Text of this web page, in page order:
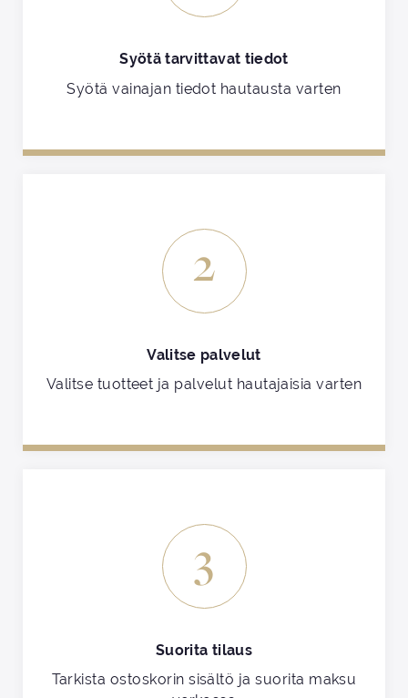
Syötä tarvittavat tiedot
Syötä vainajan tiedot hautausta varten
2
Valitse palvelut
Valitse tuotteet ja palvelut hautajaisia varten
3
Suorita tilaus
Tarkista ostoskorin sisältö ja suorita maksu